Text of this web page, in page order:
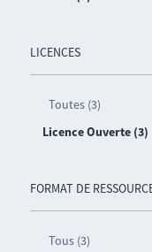
LICENCES
Toutes (3)
Licence Ouverte (3)
FORMAT DE
Tous (3)